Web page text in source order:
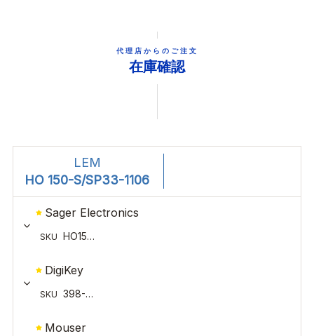
代理店からのご注文
在庫確認